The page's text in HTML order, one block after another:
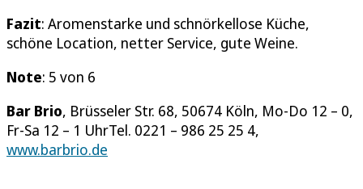
Fazit: Aromenstarke und schnörkellose Küche,
schöne Location, netter Service, gute Weine.
Note: 5 von 6
Bar Brio, Brüsseler Str. 68, 50674 Köln, Mo-Do 12 – 0,
Fr-Sa 12 – 1 UhrTel. 0221 – 986 25 25 4,
www.barbrio.de